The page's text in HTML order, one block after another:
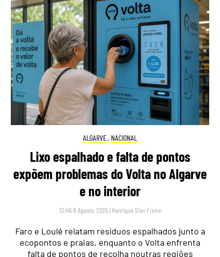
ALGARVE, NACIONAL
Lixo espalhado e falta de pontos
expõem problemas do Volta no Algarve
e no interior
12:46 8 Agosto, 2026 | Henrique Dias Freire
Faro e Loulé relatam resíduos espalhados junto a
ecopontos e praias, enquanto o Volta enfrenta
falta de pontos de recolha noutras regiões